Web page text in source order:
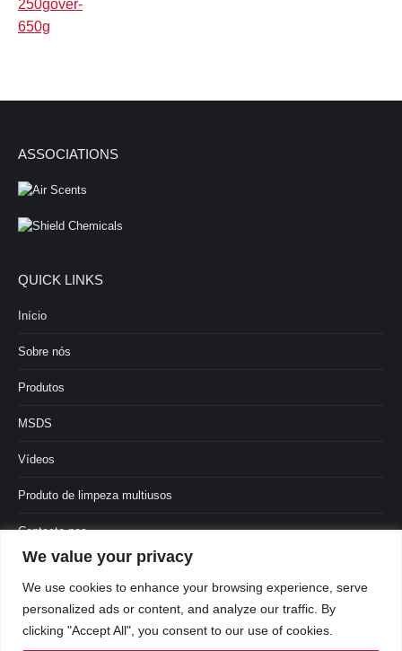
We value your privacy
We use cookies to enhance your browsing experience, serve
personalized ads or content, and analyze our traffic. By
clicking "Accept All", you consent to our use of cookies.
ASSOCIATIONS
QUICK LINKS
Início
Sobre nós
Produtos
MSDS
Vídeos
Produto de limpeza multiusos
Contacte-nos
Isenção de responsabilidade do sítio Web